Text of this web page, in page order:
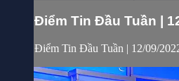
Điểm Tin Đầu Tuần |
Điểm Tin Đầu Tuần | 12/09/